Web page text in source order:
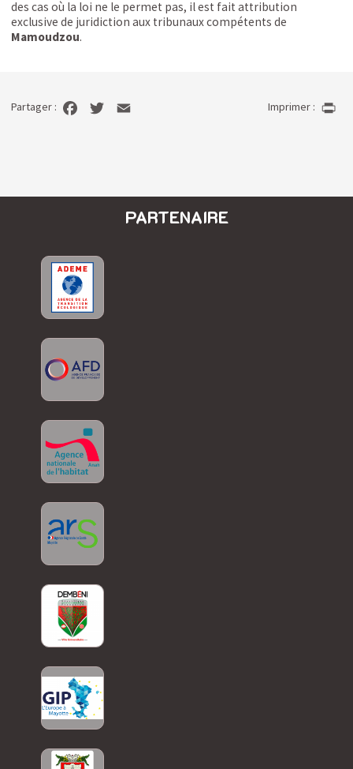
des cas où la loi ne le permet pas, il est fait attribution
exclusive de juridiction aux tribunaux compétents de
Mamoudzou.
Partager : Imprimer :
PARTENAIRE